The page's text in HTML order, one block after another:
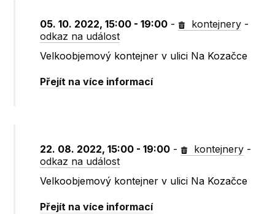
05. 10. 2022, 15:00 - 19:00 - kontejnery -
odkaz na událost
Velkoobjemový kontejner v ulici Na Kozačce
Přejít na více informací
22. 08. 2022, 15:00 - 19:00 - kontejnery -
odkaz na událost
Velkoobjemový kontejner v ulici Na Kozačce
Přejít na více informací